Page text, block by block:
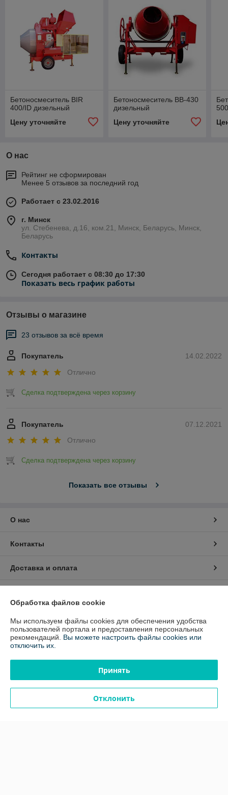
Бетоносмеситель BIR
400/ID дизельный
Цену уточняйте
Бетоносмеситель BB-430
дизельный
Цену уточняйте
О нас
Рейтинг не сформирован
Менее 5 отзывов за последний год
Работает с 23.02.2016
г. Минск
ул. Стебенева, д.16, ком.21, Минск, Беларусь, Минск,
Беларусь
Контакты
Сегодня работает с 08:30 до 17:30
Показать весь график работы
Отзывы о магазине
23 отзывов за всё время
14.02.2022
Покупатель
Отлично
Сделка подтверждена через корзину
07.12.2021
Покупатель
Отлично
Сделка подтверждена через корзину
Показать все отзывы
О нас
Контакты
Доставка и оплата
Политика обработки cookies
Обработка файлов cookie
Мы используем файлы cookies для обеспечения удобства
пользователей портала и предоставления персональных
рекомендаций. Вы можете настроить файлы cookies или
отключить их.
Принять
Отклонить